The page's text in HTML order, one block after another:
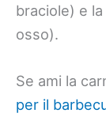
braciole) e
osso).
Se ami la
per il